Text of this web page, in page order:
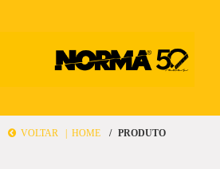
VOLTAR | HOME PRODUTO